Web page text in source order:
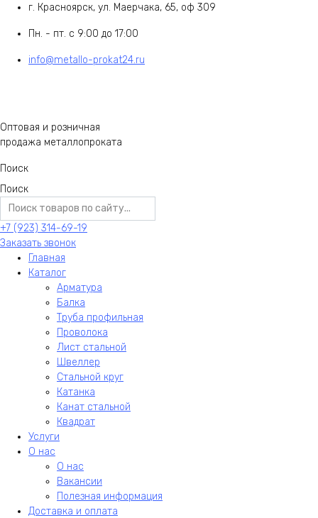
г. Красноярск, ул. Маерчака, 65, оф 309
Пн. - пт. с 9:00 до 17:00
info@metallo-prokat24.ru
Оптовая и розничная
продажа металлопроката
Поиск
Поиск
+7 (923) 314-69-19
Заказать звонок
Главная
Каталог
Арматура
Балка
Труба профильная
Проволока
Лист стальной
Швеллер
Стальной круг
Катанка
Канат стальной
Квадрат
Услуги
О нас
О нас
Вакансии
Полезная информация
Доставка и оплата